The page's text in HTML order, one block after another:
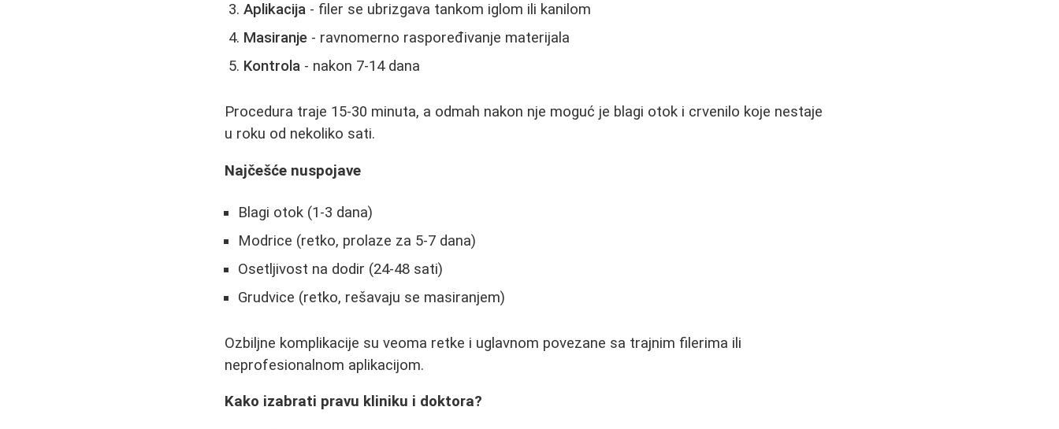
Aplikacija - filer se ubrizgava tankom iglom ili kanilom
Masiranje - ravnomerno raspoređivanje materijala
Kontrola - nakon 7-14 dana
Procedura traje 15-30 minuta, a odmah nakon nje moguć je blagi otok i crvenilo koje nestaje
u roku od nekoliko sati.
Najčešće nuspojave
Blagi otok (1-3 dana)
Modrice (retko, prolaze za 5-7 dana)
Osetljivost na dodir (24-48 sati)
Grudvice (retko, rešavaju se masiranjem)
Ozbiljne komplikacije su veoma retke i uglavnom povezane sa trajnim filerima ili
neprofesionalnom aplikacijom.
Kako izabrati pravu kliniku i doktora?